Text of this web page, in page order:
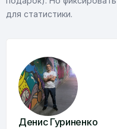
для статистики.
Денис Гуриненко